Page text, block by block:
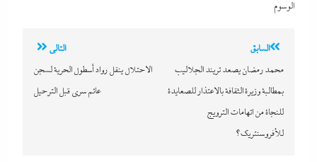
الوسوم
تصفّح
المقالات
السابق
محمد رمضان يصعد تريند الجلاليب
بمطالبة وزيرة الثقافة بالاعتذار للصعايدة
للنجاة من اتهامات الترويج
للأفروسنتريك؟
التالي
الاحتلال ينقل رواد أسطول الحرية لسجن
عائم سري قبل الترحيل